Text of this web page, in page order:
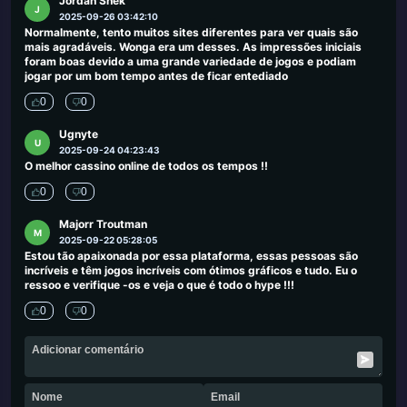
J
2025-09-26 03:42:10
Normalmente, tento muitos sites diferentes para ver quais são
mais agradáveis. Wonga era um desses. As impressões iniciais
foram boas devido a uma grande variedade de jogos e podiam
jogar por um bom tempo antes de ficar entediado
0 0
U
Ugnyte
2025-09-24 04:23:43
O melhor cassino online de todos os tempos !!
0 0
M
Majorr Troutman
2025-09-22 05:28:05
Estou tão apaixonada por essa plataforma, essas pessoas são
incríveis e têm jogos incríveis com ótimos gráficos e tudo. Eu o
ressoo e verifique -os e veja o que é todo o hype !!!
0 0